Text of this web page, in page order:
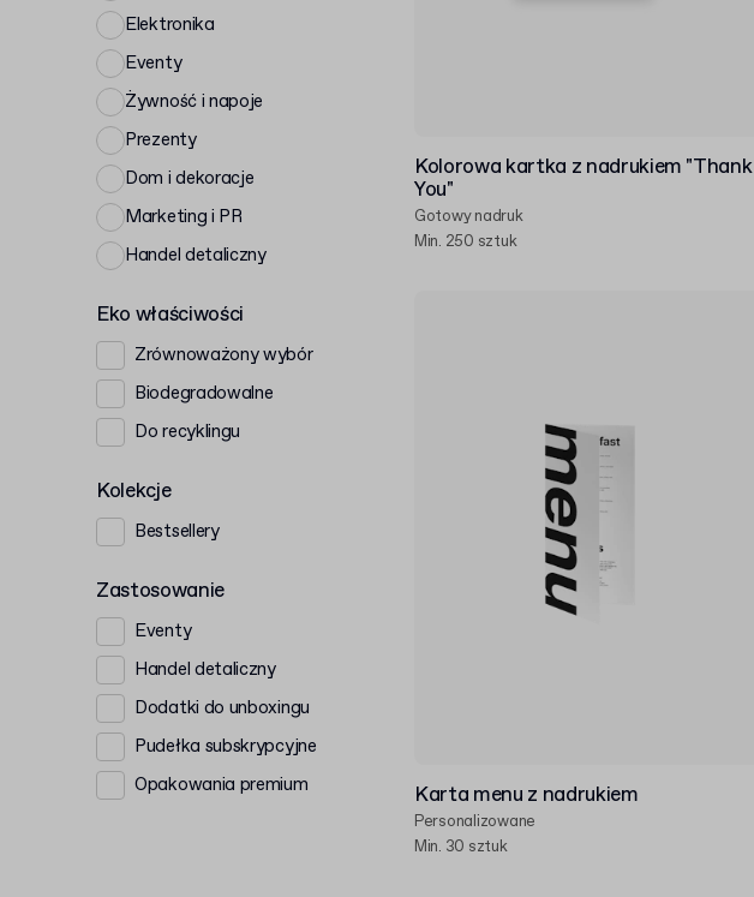
Elektronika
Eventy
Żywność i napoje
Prezenty
Dom i dekoracje
Marketing i PR
Handel detaliczny
Eko właściwości
Zrównoważony wybór
Biodegradowalne
Do recyklingu
Kolekcje
Bestsellery
Zastosowanie
Eventy
Handel detaliczny
Dodatki do unboxingu
Pudełka subskrypcyjne
Opakowania premium
Kolorowa kartka z nadrukiem "Thank
You"
Gotowy nadruk
Min. 250 sztuk
Karta menu z nadrukiem
Personalizowane
Min. 30 sztuk